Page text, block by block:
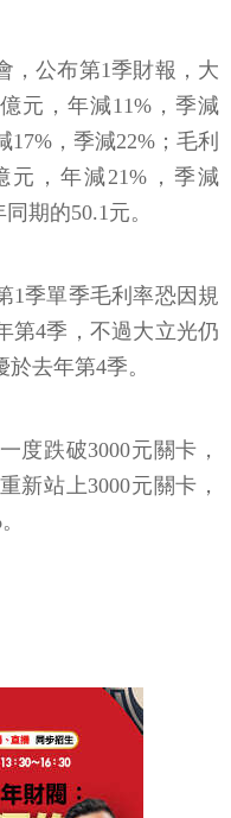
，公布第1季財報，大
元，年減11%，季減
17%，季減22%；毛利
元，年減21%，季減
期的50.1元。
1季單季毛利率恐因規
第4季，不過大立光仍
去年第4季。
度跌破3000元關卡，
新站上3000元關卡，